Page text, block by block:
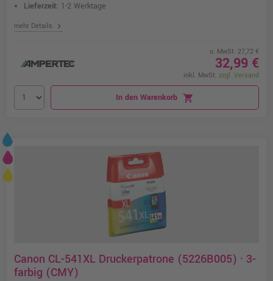
Lieferzeit: 1-2 Werktage
mehr Details chevron_right
o. MwSt. 27,72 €
32,99 €
inkl. MwSt. zzgl. Versand
In den Warenkorb shopping_cart
Canon CL-541XL Druckerpatrone (5226B005) · 3-
farbig (CMY)